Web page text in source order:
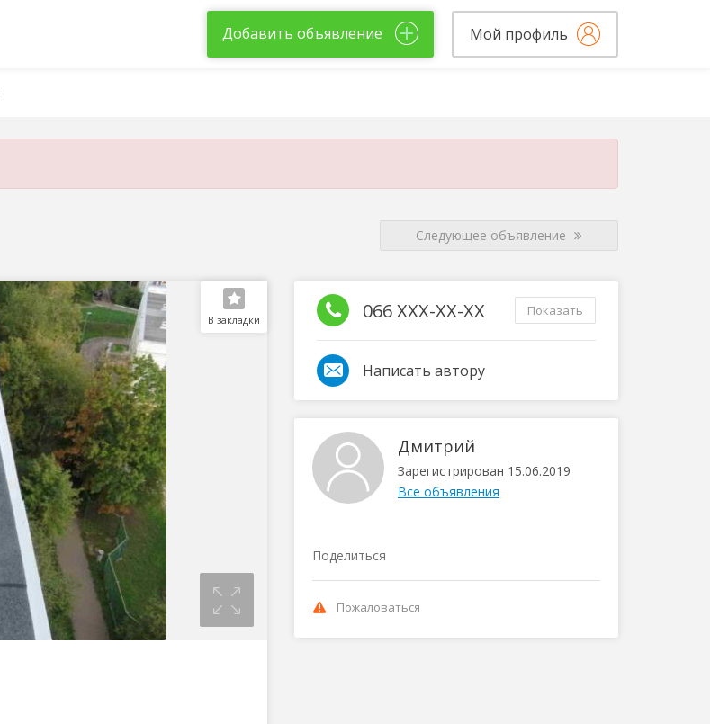
Добавить объявление Мой профиль
Следующее объявление
В закладки 066 XXX-XX-XX Показать
Написать автору
Дмитрий
Зарегистрирован 15.06.2019
Все объявления
Поделиться
Пожаловаться